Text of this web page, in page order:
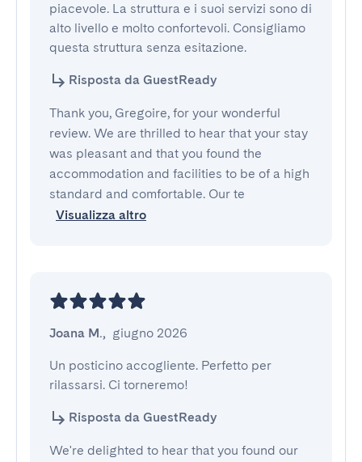
piacevole. La struttura e i suoi servizi sono di
alto livello e molto confortevoli. Consigliamo
questa struttura senza esitazione.
Risposta da GuestReady
Thank you, Gregoire, for your wonderful
review. We are thrilled to hear that your stay
was pleasant and that you found the
accommodation and facilities to be of a high
standard and comfortable. Our te
Visualizza altro
Joana M., giugno 2026
Un posticino accogliente. Perfetto per
rilassarsi. Ci torneremo!
Risposta da GuestReady
We're delighted to hear that you found our